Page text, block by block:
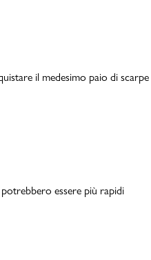
il medesimo paio di scarpe
essere più rapidi